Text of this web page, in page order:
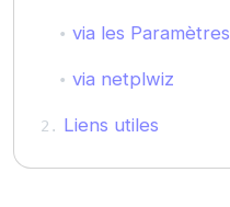
via les Paramètres
via netplwiz
Liens utiles